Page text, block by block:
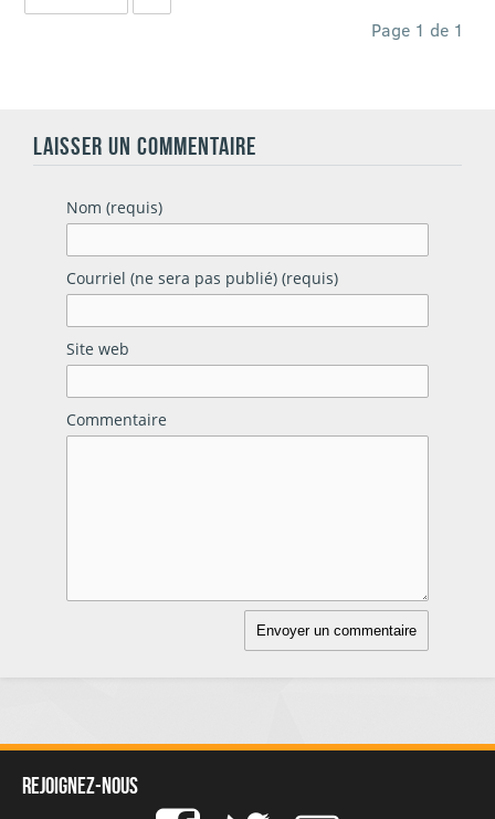
Page 1 de 1
LAISSER UN COMMENTAIRE
Nom (requis)
Courriel (ne sera pas publié) (requis)
Site web
Commentaire
Rejoignez-nous